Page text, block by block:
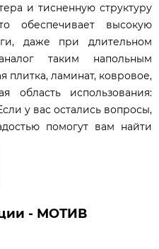
и тисненную структуру
обеспечивает высокую
даже при длительном
таким напольным
плитка, ламинат, ковровое,
область использования:
у вас остались вопросы,
помогут вам найти
- МОТИВ